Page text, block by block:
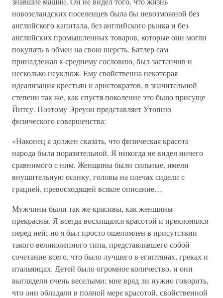
новозеландских поселенцев была бы невозможной без
английского капитала, без английского рынка и без
английских промышленных товаров, которые они могли
покупать в обмен на свою шерсть. Батлер сам
принадлежал к среднему сословию, был застенчив и
несколько неуклюж. Ему свойственна некоторая
идеализация крестьян и аристократов, в значительной
степени так же, как спустя поколение это было присуще
Йитсу. Поэтому Эреуон представляет Утопию
физического совершенства:
«Наконец я должен сказать, что физическая красота
народа была поразительной. Я никогда не видел ничего
сравнимого с ним. Женщины были сильные, имели
внушительную осанку, головы на плечах сидели с
грацией, превосходящей всякое описание…
Мужчины были так же красивы, как женщины
прекрасны. Я всегда восхищался красотой и преклонялся
перед ней; но я был просто ошеломлен в присутствии
такого великолепного типа, представлявшего собой
сочетание всего, что было лучшего в египтянах, греках и
итальянцах. Детей было огромное количество, и они
выглядели очень веселыми; мне вряд ли нужно говорить,
что они обладали в полной мере красотой, свойственной